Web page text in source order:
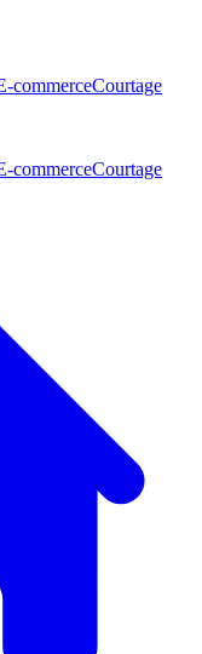
commerceCourtage
commerceCourtage